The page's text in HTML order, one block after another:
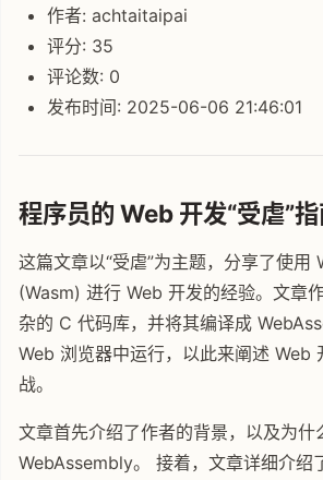
作者: achtaitaipai
评分: 35
评论数: 0
发布时间: 2025-06-06 21:46:01
程序员的 Web 开发“受虐”
这篇文章以“受虐”为主题，分享了使用
(Wasm) 进行 Web 开发的经验。文章
杂的 C 代码库，并将其编译成
Web 浏览器中运行，以此来阐述 Web
战。
文章首先介绍了作者的背景，以及为什
WebAssembly。 接着，文章详细介绍